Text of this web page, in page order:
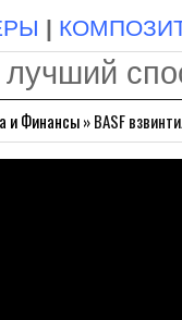
|
и Финансы»BASF